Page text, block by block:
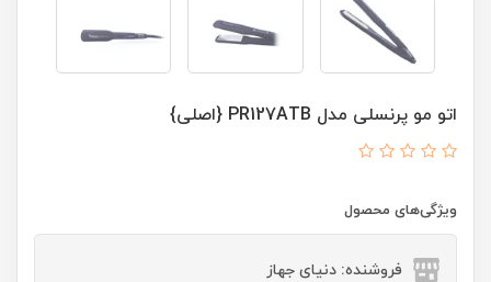
اتو مو پرنسلی مدل PR127ATB {اصلی}
ویژگی‌های محصول
فروشنده: دنیای جهاز